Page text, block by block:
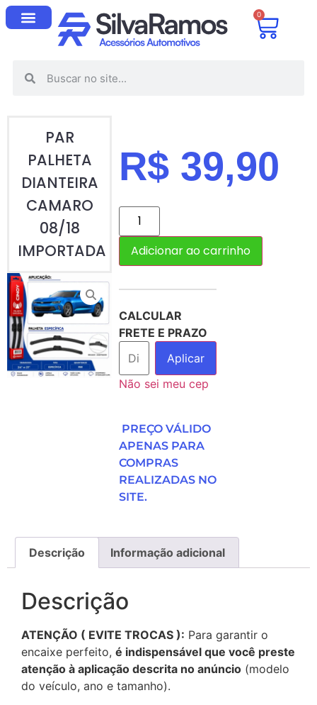
0
PAR
PALHETA
DIANTEIRA
CAMARO
08/18
IMPORTADA
R$ 39,90
Adicionar ao carrinho
CALCULAR
FRETE E PRAZO
Aplicar
Não sei meu cep
PREÇO VÁLIDO
APENAS PARA
COMPRAS
REALIZADAS NO
SITE.
Descrição Informação adicional
Descrição
ATENÇÃO ( EVITE TROCAS ): Para garantir o
encaixe perfeito, é indispensável que você preste
atenção à aplicação descrita no anúncio (modelo
do veículo, ano e tamanho).